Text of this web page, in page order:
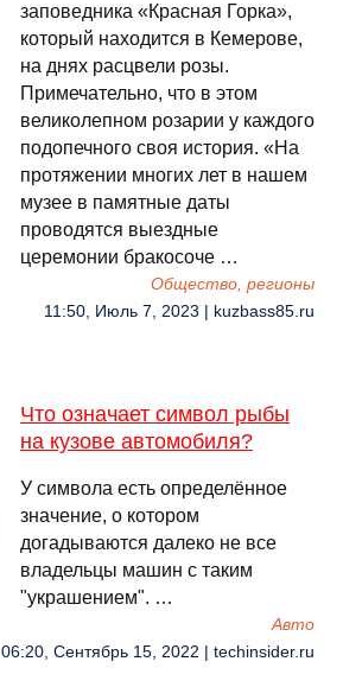
заповедника «Красная Горка»,
который находится в Кемерове,
на днях расцвели розы.
Примечательно, что в этом
великолепном розарии у каждого
подопечного своя история. «На
протяжении многих лет в нашем
музее в памятные даты
проводятся выездные
церемонии бракосоче …
Общество, регионы
11:50, Июль 7, 2023 | kuzbass85.ru
Что означает символ рыбы
на кузове автомобиля?
У символа есть определённое
значение, о котором
догадываются далеко не все
владельцы машин с таким
"украшением". …
Авто
06:20, Сентябрь 15, 2022 | techinsider.ru